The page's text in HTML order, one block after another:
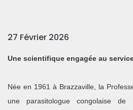
27 Février 2026
Une scientifique engagée au
Née en 1961 à Brazzaville, la
une parasitologue congolaise de